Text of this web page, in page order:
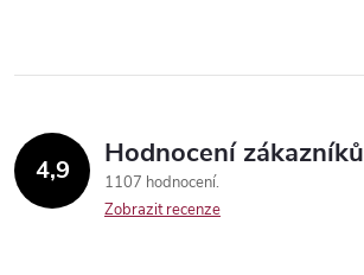
4,9 Hodnocení zákazníků
1107 hodnocení
Zobrazit recenze